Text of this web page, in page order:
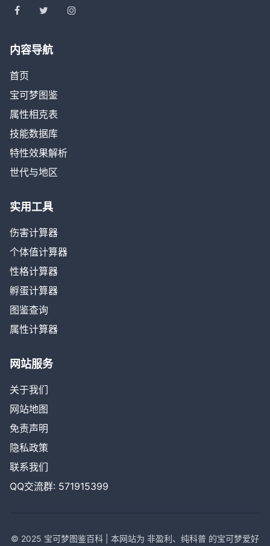
内容导航
首页
宝可梦图鉴
属性相克表
技能数据库
特性效果解析
世代与地区
实用工具
伤害计算器
个体值计算器
性格计算器
孵蛋计算器
图鉴查询
属性计算器
网站服务
关于我们
网站地图
免责声明
隐私政策
联系我们
QQ交流群: 571915399
© 2025 宝可梦图鉴百科 | 本网站为 非盈利、纯科普 的宝可梦爱好